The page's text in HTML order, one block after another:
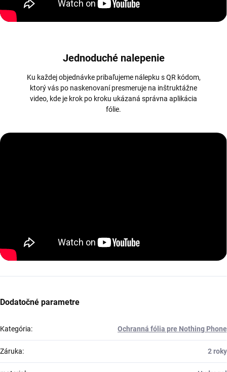
Jednoduché nalepenie
Ku každej objednávke pribaľujeme nálepku s QR kódom,
ktorý vás po naskenovaní presmeruje na inštruktážne
video, kde je krok po kroku ukázaná správna aplikácia
fólie.
Dodatočné parametre
Kategória: Ochranná fólia pre Nothing Phone
Záruka: 2 roky